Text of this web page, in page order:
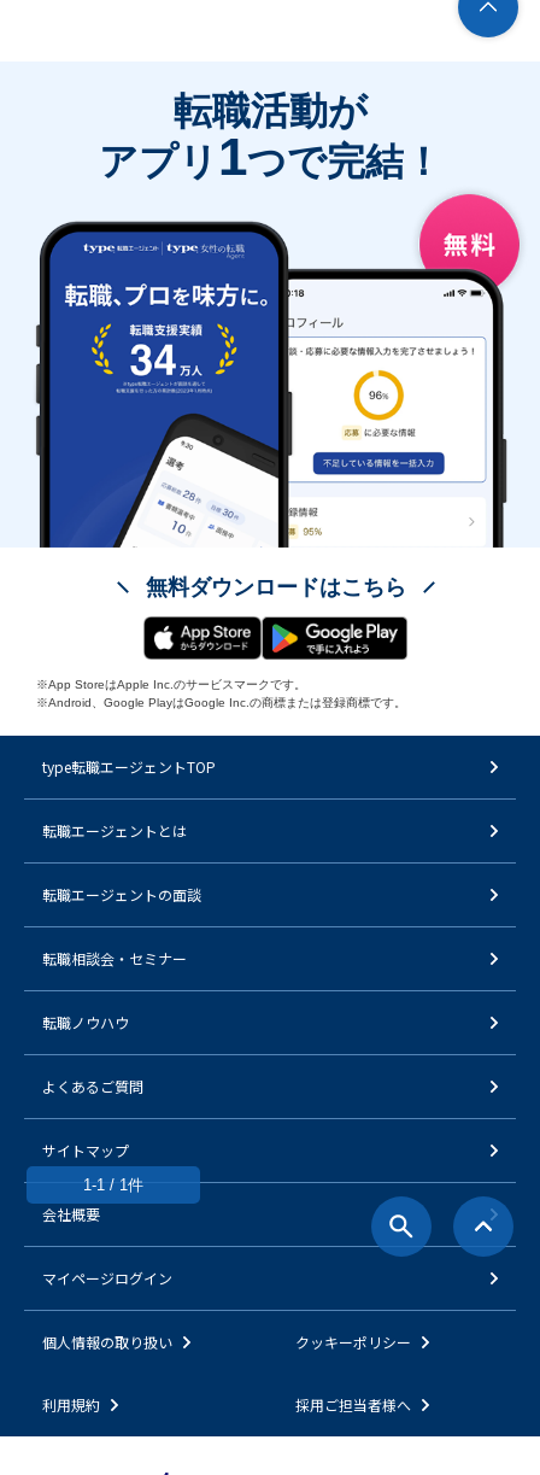
1-1 / 1件
転職活動が
アプリ 1つで完結！
無料ダウンロードはこちら
※App StoreはApple Inc.のサービスマークです。
※Android、Google PlayはGoogle Inc.の商標または登録商標です。
type転職エージェントTOP
転職エージェントとは
転職エージェントの面談
転職相談会・セミナー
転職ノウハウ
よくあるご質問
サイトマップ
会社概要
マイページログイン
個人情報の取り扱い クッキーポリシー
利用規約 採用ご担当者様へ